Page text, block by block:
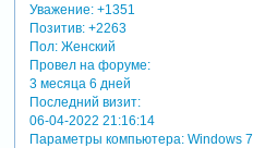
Уважение: +1351
Позитив: +2263
Пол:Женский
Провел на форуме:
3 месяца 6 дней
Последний визит:
06-04-2022 21:16:14
Параметры компьютера:Windows 7